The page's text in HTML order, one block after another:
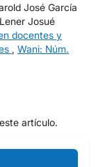
José García
Josué
docentes y
, Wani: Núm.
artículo.